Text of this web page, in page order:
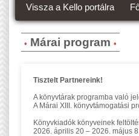
Vissza a Kello portálra
Márai program
Tisztelt Partnereink!
A könyvtárak programba való
A Márai XIII. könyvtámogatási
Könyvkiadók könyveinek
2026. április 20 – 2026. május